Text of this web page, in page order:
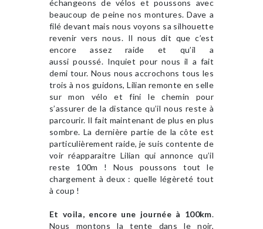
échangeons de vélos et poussons avec
beaucoup de peine nos montures. Dave a
filé devant mais nous voyons sa silhouette
revenir vers nous. Il nous dit que c’est
encore assez raide et qu’il a
aussi poussé. Inquiet pour nous il a fait
demi tour. Nous nous accrochons tous les
trois à nos guidons, Lilian remonte en selle
sur mon vélo et fini le chemin pour
s’assurer de la distance qu’il nous reste à
parcourir. Il fait maintenant de plus en plus
sombre. La dernière partie de la côte est
particulièrement raide, je suis contente de
voir réapparaitre Lilian qui annonce qu’il
reste 100m ! Nous poussons tout le
chargement à deux : quelle légèreté tout
à coup !
Et voila, encore une journée à 100km.
Nous montons la tente dans le noir,